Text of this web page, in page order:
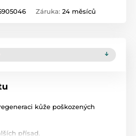
Záruka: 24 měsíců
kůže poškozených
přísad.